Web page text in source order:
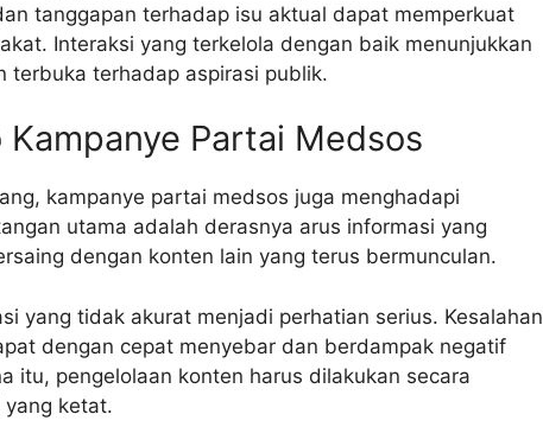
tanggapan terhadap isu aktual dapat memperkuat
Interaksi yang terkelola dengan baik menunjukkan
terbuka terhadap aspirasi publik.
Partai Medsos
kampanye partai medsos juga menghadapi
utama adalah derasnya arus informasi yang
dengan konten lain yang terus bermunculan.
yang tidak akurat menjadi perhatian serius. Kesalahan
dengan cepat menyebar dan berdampak negatif
itu, pengelolaan konten harus dilakukan secara
yang ketat.